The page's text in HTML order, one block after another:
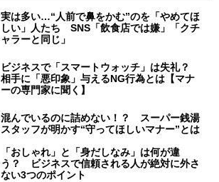
実は多い…“人前で鼻をかむ”のを「やめてほ
しい」人たち SNS「飲食店では嫌」「クチ
ャラーと同じ」
ビジネスで「スマートウォッチ」は失礼？
相手に「悪印象」与えるNG行為とは【マナ
ーの専門家に聞く】
混んでいるのに詰めない！？ スーパー銭湯
スタッフが明かす“守ってほしいマナー”とは
「おしゃれ」と「身だしなみ」は何が違
う？ ビジネスで信頼される人が絶対に外さ
ない3つのポイント